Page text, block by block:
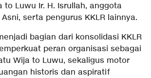
to Luwu Ir. H. Isrullah, anggota
Asni, serta pengurus KKLR lainnya.
bagian dari konsolidasi KKLR
peran organisasi sebagai
Wija to Luwu, sekaligus motor
historis dan aspiratif